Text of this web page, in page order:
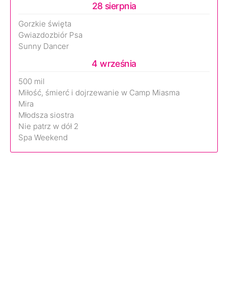
28 sierpnia
Gorzkie święta
Gwiazdozbiór Psa
Sunny Dancer
4 września
500 mil
Miłość, śmierć i dojrzewanie w Camp Miasma
Mira
Młodsza siostra
Nie patrz w dół 2
Spa Weekend